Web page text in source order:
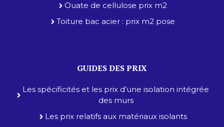
Ouate de cellulose prix m2
Toiture bac acier : prix m2 pose
GUIDES DES PRIX
Les spécificités et les prix d’une isolation intégrée
des murs
Les prix relatifs aux matériaux isolants